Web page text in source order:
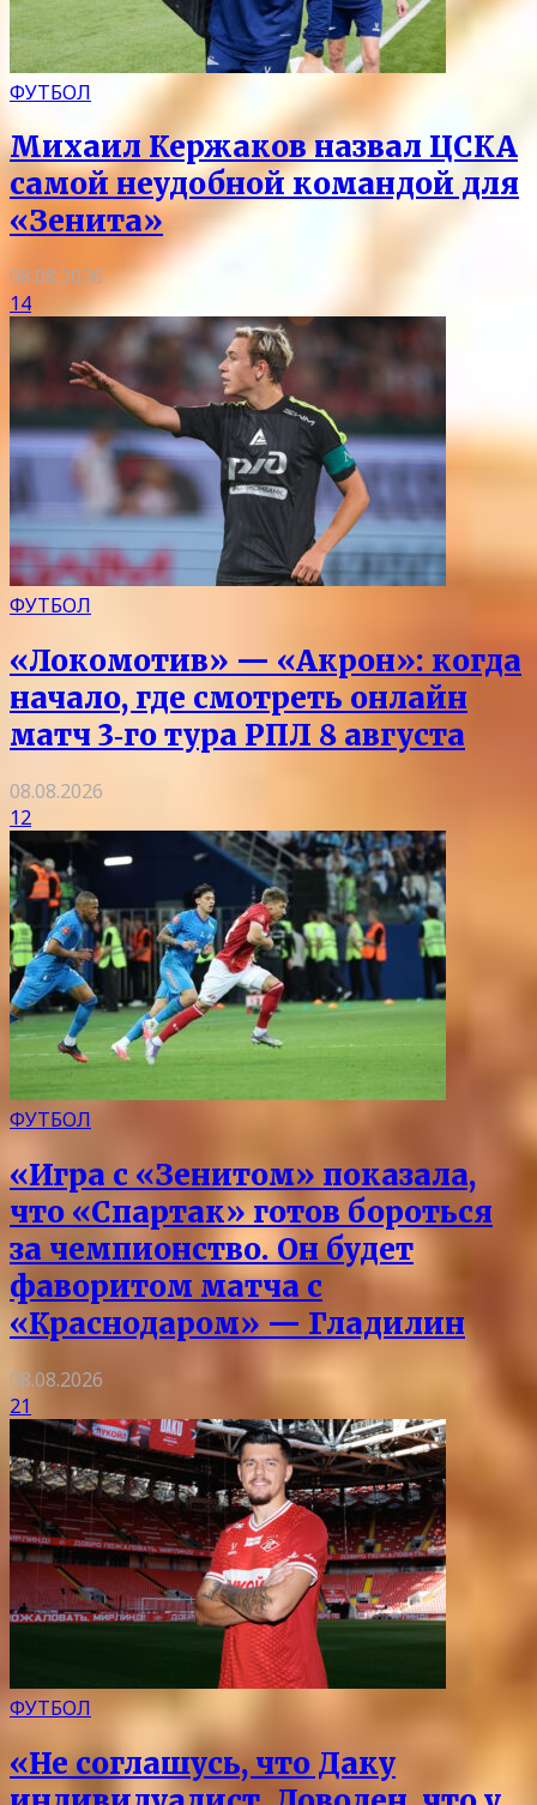
ФУТБОЛ
Михаил Кержаков назвал ЦСКА
самой неудобной командой для
«Зенита»
08.08.2026
14
ФУТБОЛ
«Локомотив» — «Акрон»: когда
начало, где смотреть онлайн
матч 3‑го тура РПЛ 8 августа
08.08.2026
12
ФУТБОЛ
«Игра с «Зенитом» показала,
что «Спартак» готов бороться
за чемпионство. Он будет
фаворитом матча с
«Краснодаром» — Гладилин
08.08.2026
21
ФУТБОЛ
«Не соглашусь, что Даку